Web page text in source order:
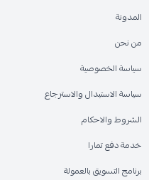
المدونة
من نحن
سياسة الخصوصية
سياسة الاستبدال والاسترجاع
الشروط والاحكام
خدمة دفع تمارا
برنامج التسويق بالعمولة